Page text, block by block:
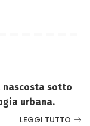
nascosta sotto
urbana.
LEGGI TUTTO